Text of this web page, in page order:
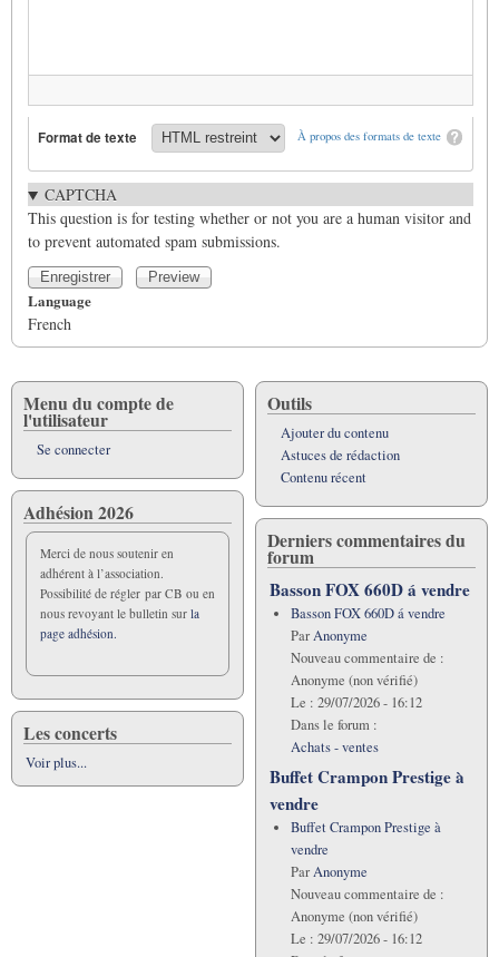
À propos des formats de texte
Format de texte
CAPTCHA
This question is for testing whether or not you are a human visitor and
to prevent automated spam submissions.
Language
French
Menu du compte de
l'utilisateur
Se connecter
Adhésion 2026
Merci de nous soutenir en
adhérent à l’association.
Possibilité de régler par CB ou en
nous revoyant le bulletin sur la
page adhésion.
Les concerts
Voir plus...
Outils
Ajouter du contenu
Astuces de rédaction
Contenu récent
Derniers commentaires du
forum
Basson FOX 660D á vendre
Basson FOX 660D á vendre
ParAnonyme
Nouveau commentaire de :
Anonyme (non vérifié)
Le : 29/07/2026 - 16:12
Dans le forum :
Achats - ventes
Buffet Crampon Prestige à
vendre
Buffet Crampon Prestige à
vendre
ParAnonyme
Nouveau commentaire de :
Anonyme (non vérifié)
Le : 29/07/2026 - 16:12